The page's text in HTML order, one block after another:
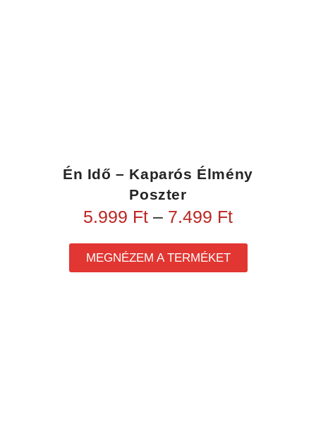
Én Idő – Kaparós Élmény
Poszter
5.999 Ft – 7.499 Ft
MEGNÉZEM A TERMÉKET